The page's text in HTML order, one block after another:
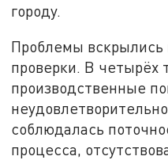
городу.
Проблемы вскрылись
проверки. В четырёх
производственные
соблюдалась
процесса,